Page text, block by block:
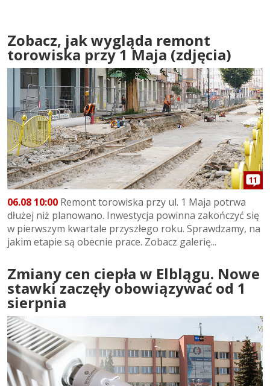
Zobacz, jak wygląda remont
torowiska przy 1 Maja (zdjęcia)
11
06.08 10:00 Remont torowiska przy ul. 1 Maja potrwa
dłużej niż planowano. Inwestycja powinna zakończyć się
w pierwszym kwartale przyszłego roku. Sprawdzamy, na
jakim etapie są obecnie prace. Zobacz galerię...
Zmiany cen ciepła w Elblągu. Nowe
stawki zaczęły obowiązywać od 1
sierpnia